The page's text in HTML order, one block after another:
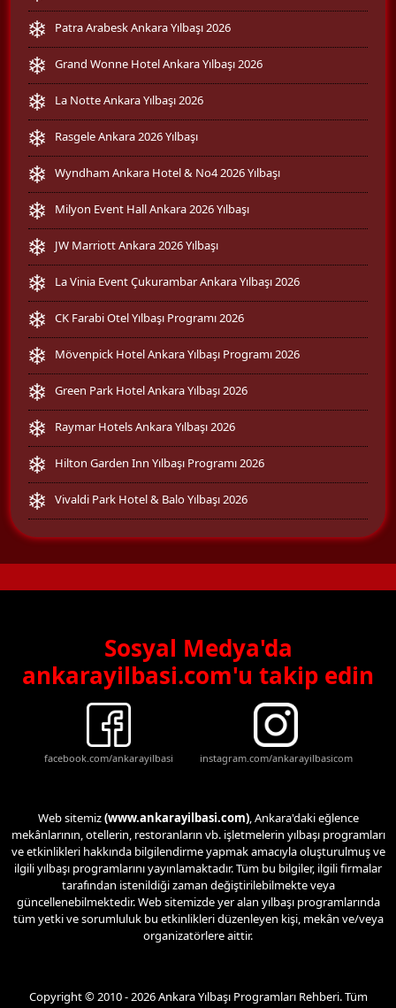
Patra Arabesk Ankara Yılbaşı 2026
Grand Wonne Hotel Ankara Yılbaşı 2026
La Notte Ankara Yılbaşı 2026
Rasgele Ankara 2026 Yılbaşı
Wyndham Ankara Hotel & No4 2026 Yılbaşı
Milyon Event Hall Ankara 2026 Yılbaşı
JW Marriott Ankara 2026 Yılbaşı
La Vinia Event Çukurambar Ankara Yılbaşı 2026
CK Farabi Otel Yılbaşı Programı 2026
Mövenpick Hotel Ankara Yılbaşı Programı 2026
Green Park Hotel Ankara Yılbaşı 2026
Raymar Hotels Ankara Yılbaşı 2026
Hilton Garden Inn Yılbaşı Programı 2026
Vivaldi Park Hotel & Balo Yılbaşı 2026
Sosyal Medya'da
ankarayilbasi.com'u takip edin
facebook.com/ankarayilbasi instagram.com/ankarayilbasicom
Web sitemiz(www.ankarayilbasi.com), Ankara'daki eğlence
mekânlarının, otellerin, restoranların vb. işletmelerin yılbaşı programları
ve etkinlikleri hakkında bilgilendirme yapmak amacıyla oluşturulmuş ve
ilgili yılbaşı programlarını yayınlamaktadır. Tüm bu bilgiler, ilgili firmalar
tarafından istenildiği zaman değiştirilebilmekte veya
güncellenebilmektedir. Web sitemizde yer alan yılbaşı programlarında
tüm yetki ve sorumluluk bu etkinlikleri düzenleyen kişi, mekân ve/veya
organizatörlere aittir.
Copyright © 2010 - 2026 Ankara Yılbaşı Programları Rehberi. Tüm